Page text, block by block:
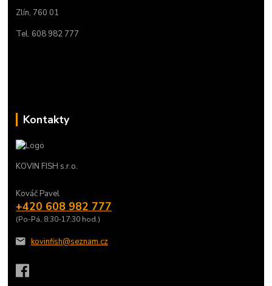
Zlín, 760 01
Tel. 608 982 777
Kontakty
KOVIN FISH s.r.o.
Kováč Pavel
+420 608 982 777
(Po-Pá, 8:30-17:30 hod.)
kovinfish@seznam.cz